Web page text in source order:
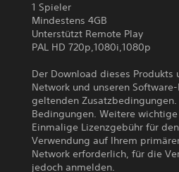
1 Spieler
Mindestens 4GB
Unterstützt Remote Play
PAL HD 720p,1080i,1080p
Der Download dieses
Network und unseren
geltenden
Bedingungen. Weitere
Einmalige Lizenzgebühr für
Verwendung auf Ihrem
Network erforderlich, für die
jedoch anmelden.